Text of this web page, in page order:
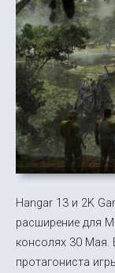
Hangar 13 и 2K
расширение для
консолях 30 Мая.
протагониста